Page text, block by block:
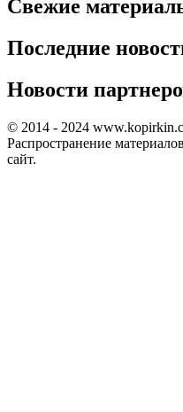
Свежие
Последние
Новости
© 2014 - 2024
Распространение
сайт.